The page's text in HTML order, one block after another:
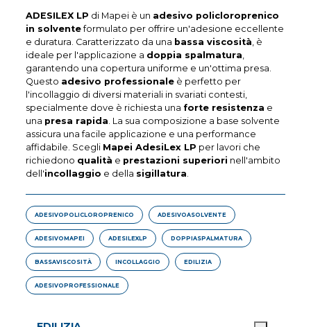
ADESILEX LP di Mapei è un adesivo policloroprenico
in solventeformulato per offrire un'adesione eccellente
e duratura. Caratterizzato da una bassa viscosità , è
ideale per l'applicazione a doppia spalmatura
garantendo una copertura uniforme e un'ottima presa.
Questo adesivo professionale è perfetto per
l'incollaggio di diversi materiali in svariati contesti,
specialmente dove è richiesta una forte resistenza e
una presa rapida . La sua composizione a base solvente
assicura una facile applicazione e una performance
affidabile. Scegli Mapei AdesiLex LP per lavori che
richiedono qualità e prestazioni superiori nell'ambito
dell'incollaggio e della sigillatura
ADESIVOPOLICLOROPRENICO ADESIVOASOLVENTE
ADESIVOMAPEI ADESILEXLP DOPPIASPALMATURA
BASSAVISCOSITÀ INCOLLAGGIO EDILIZIA
ADESIVOPROFESSIONALE